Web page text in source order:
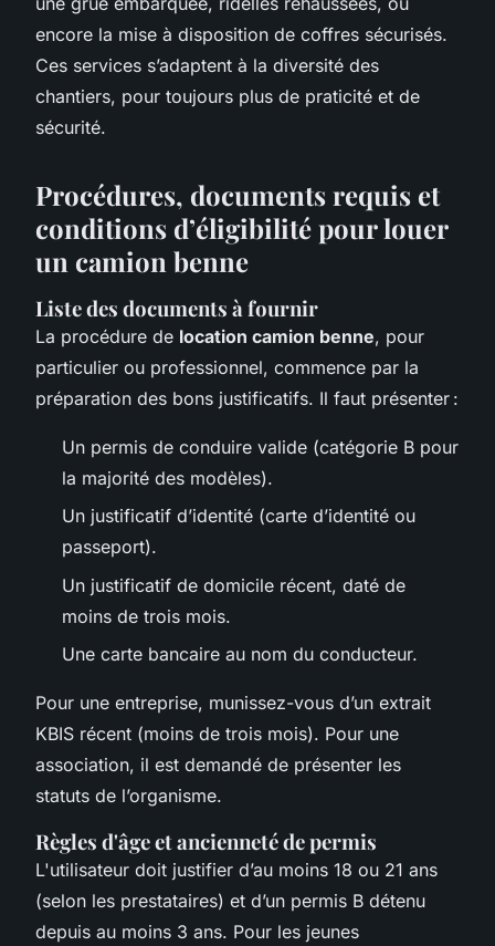
encore la mise à disposition de coffres sécurisés.
Ces services s’adaptent à la diversité des
chantiers, pour toujours plus de praticité et de
sécurité.
Procédures, documents requis et
conditions d’éligibilité pour louer
un camion benne
Liste des documents à fournir
La procédure de location camion benne, pour
particulier ou professionnel, commence par la
préparation des bons justificatifs. Il faut présenter :
Un permis de conduire valide (catégorie B pour
la majorité des modèles).
Un justificatif d’identité (carte d’identité ou
passeport).
Un justificatif de domicile récent, daté de
moins de trois mois.
Une carte bancaire au nom du conducteur.
Pour une entreprise, munissez-vous d’un extrait
KBIS récent (moins de trois mois). Pour une
association, il est demandé de présenter les
statuts de l’organisme.
Règles d'âge et ancienneté de permis
L'utilisateur doit justifier d’au moins 18 ou 21 ans
(selon les prestataires) et d’un permis B détenu
depuis au moins 3 ans. Pour les jeunes